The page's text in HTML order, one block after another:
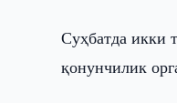
Суҳбатда икки
қонунчилик